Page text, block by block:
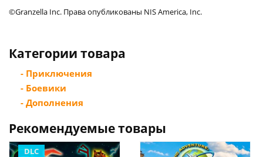
©Granzella Inc. Права опубликованы NIS America, Inc.
Категории товара
- Приключения
- Боевики
- Дополнения
Рекомендуемые товары
DLC